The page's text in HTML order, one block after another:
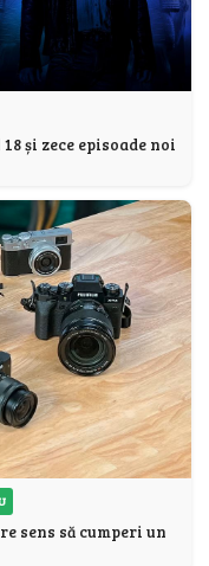
și zece episoade noi
sens să cumperi un